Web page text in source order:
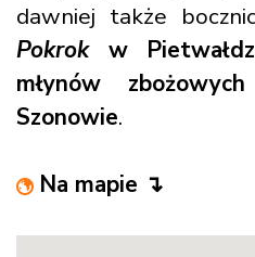
dawniej także
Pokrokw
młynów
Szonowie.
Na mapie ↴